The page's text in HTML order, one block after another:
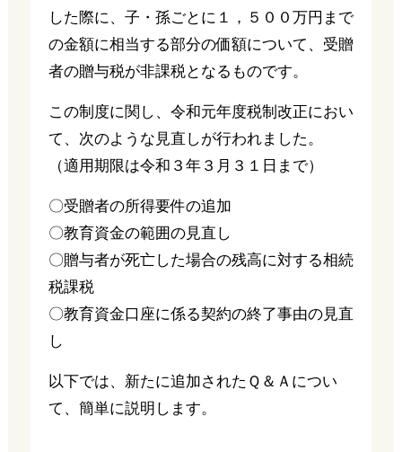
した際に、子・孫ごとに１，５００万円まで
の金額に相当する部分の価額について、受贈
者の贈与税が非課税となるものです。
この制度に関し、令和元年度税制改正におい
て、次のような見直しが行われました。
（適用期限は令和３年３月３１日まで）
〇受贈者の所得要件の追加
〇教育資金の範囲の見直し
〇贈与者が死亡した場合の残高に対する相続
税課税
〇教育資金口座に係る契約の終了事由の見直
し
以下では、新たに追加されたＱ＆Ａについ
て、簡単に説明します。